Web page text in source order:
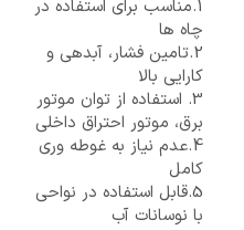
1.مناسب برای استفاده در
چاه ها
2.تامین فشار، آبدهی و
کارایی بالا
3. استفاده از توان موتور
برق، موتور احتراق داخلی
4.عدم نیاز به غوطه وری
کامل
5.قابل استفاده در نواحی
با نوسانات آب